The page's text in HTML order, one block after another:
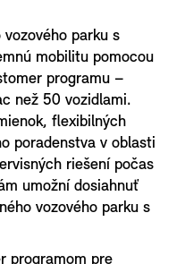
parku s
mobilitu pomocou
programu –
než 50 vozidlami.
flexibilných
poradenstva v oblasti
riešení počas
umožní dosiahnuť
vozového parku s
programom pre